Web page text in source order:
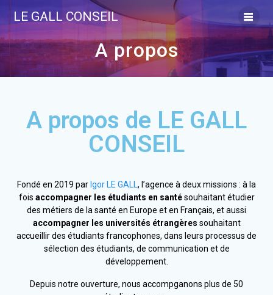
LE GALL CONSEIL
A propos
A propos de LE GALL
CONSEIL
Fondé en 2019 par Igor LE GALL, l’agence à deux missions : à la
fois accompagner les étudiants en santésouhaitant étudier
des métiers de la santé en Europe et en Français, et aussi
accompagner les universités étrangères souhaitant
accueillir des étudiants francophones, dans leurs processus de
sélection des étudiants, de communication et de
développement.
Depuis notre ouverture, nous accompganons plus de 50